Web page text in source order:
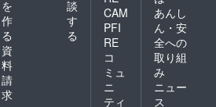
を
作
る
談
す
る
資
料
請
求
CAM
PFI
RE
コ
ミュ
ニ
ティ
あんし
ん・安
全への
取り組
み
ニュー
ス